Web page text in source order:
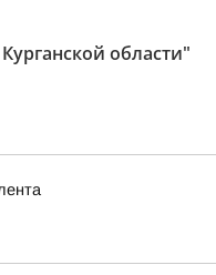
области"